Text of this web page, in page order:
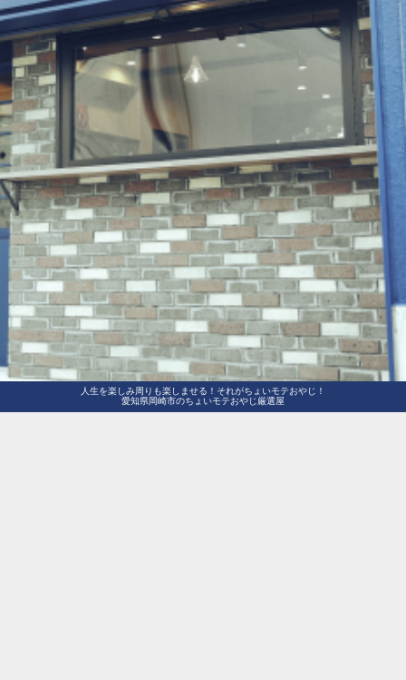
人生を楽しみ周りも楽しませる！それがちょいモテおやじ！
愛知県岡崎市のちょいモテおやじ厳選屋